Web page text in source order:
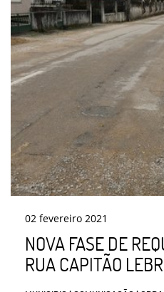
02 fevereiro 2021
NOVA FASE DE
RUA CAPITÃO